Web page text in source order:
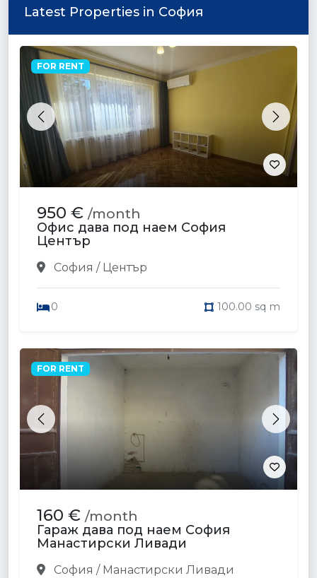
Latest Properties in София
Previous Next
FOR RENT
950 € /month
Офис дава под наем София
Център
София / Център
0 100.00 sq m
Previous Next
FOR RENT
160 € /month
Гараж дава под наем София
Манастирски Ливади
София / Манастирски Ливади